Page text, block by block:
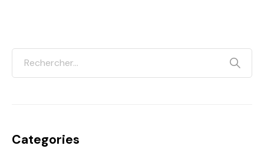
Categories